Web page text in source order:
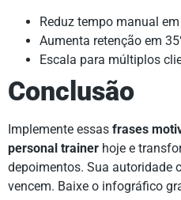
Reduz tempo manual em
Aumenta retenção em
Escala para múltiplos
Conclusão
Implemente essas frases
personal trainer hoje e
depoimentos. Sua autoridade
vencem. Baixe o infográfico